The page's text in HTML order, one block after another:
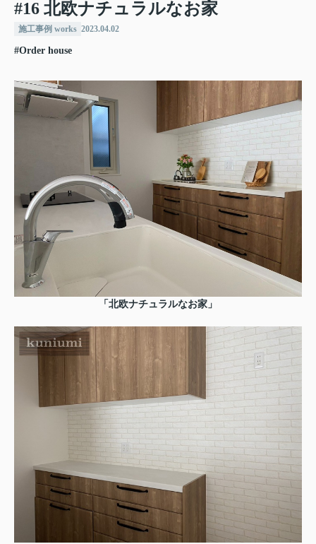
#16 北欧ナチュラルなお家
施工事例 works 2023.04.02
#Order house
「北欧ナチュラルなお家」